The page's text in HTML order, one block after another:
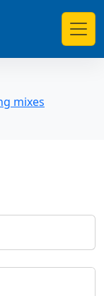
mixes